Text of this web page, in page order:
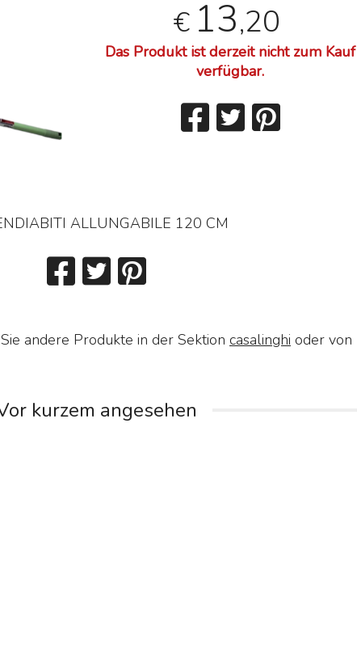
€ 13,20
Das Produkt ist derzeit nicht zum Kauf
verfügbar.
ALLUNGABILE 120 CM
andere Produkte in der Sektion casalinghi oder von
kurzem angesehen